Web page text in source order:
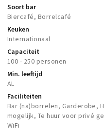
Soort bar
Biercafé, Borrelcafé
Keuken
Internationaal
Capaciteit
100 - 250 personen
Min. leeftijd
AL
Faciliteiten
Bar (na)borrelen, Garderobe,
mogelijk, Te huur voor privé
WiFi